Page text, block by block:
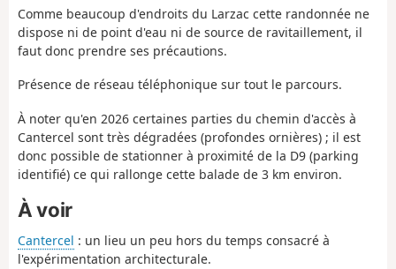
Comme beaucoup d'endroits du Larzac cette randonnée ne
dispose ni de point d'eau ni de source de ravitaillement, il
faut donc prendre ses précautions.
Présence de réseau téléphonique sur tout le parcours.
À noter qu'en 2026 certaines parties du chemin d'accès à
Cantercel sont très dégradées (profondes ornières) ; il est
donc possible de stationner à proximité de la D9 (parking
identifié) ce qui rallonge cette balade de 3 km environ.
À voir
Cantercel : un lieu un peu hors du temps consacré à
l'expérimentation architecturale.